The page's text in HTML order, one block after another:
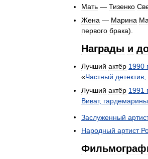
Мать — Тизенко
Жена — Марина
первого брака).
Награды и
Лучший актёр 1990
«Частный детектив
Лучший актёр 1991
Виват, гардемарины
Заслуженный
Народный артист